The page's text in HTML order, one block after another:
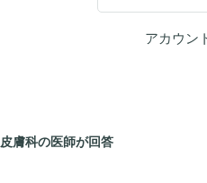
アカウン
皮膚科の医師が回答